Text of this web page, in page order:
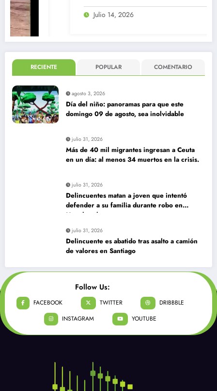
Julio 14, 2026
RECIENTE POPULAR COMENTARIO
agosto 3, 2026
Día del niño: panoramas para que este
domingo 09 de agosto, sea inolvidable
julio 31, 2026
Más de 40 mil migrantes ingresan a Ceuta
en un día: al menos 34 muertos en la crisis.
julio 31, 2026
Delincuentes matan a joven que intentó
defender a su familia durante robo en
Huechuraba
julio 31, 2026
Delincuente es abatido tras asalto a camión
de valores en Santiago
Follow Us:
FACEBOOK TWITTER
DRIBBBLE
INSTAGRAM
YOUTUBE